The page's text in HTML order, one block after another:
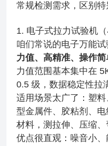
常规检测需求，区别特
1. 电子式拉力试验机
咱们常说的电子万能
力值、高精准、操作简
力值范围基本集中在
0.5 级，数据稳定性拉
适用场景太广了：塑
型金属件、胶粘剂、
材料，测拉伸、压缩、
优点很直观：噪音小